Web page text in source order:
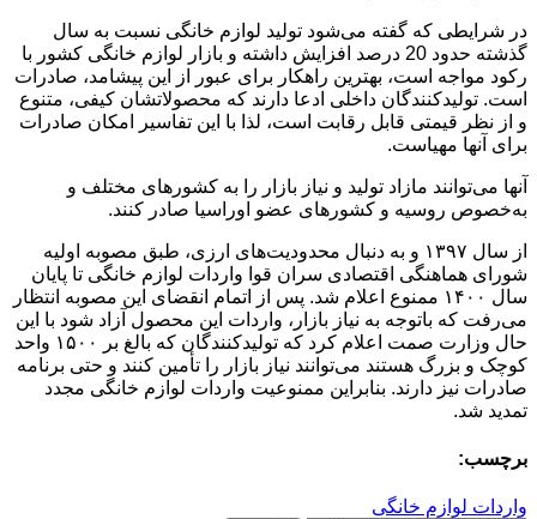
در شرایطی که گفته می‌شود تولید لوازم خانگی نسبت به سال
گذشته حدود 20 درصد افزایش داشته و بازار لوازم خانگی کشور با
رکود مواجه است، بهترین راهکار برای عبور از این پیشامد، صادرات
است. تولیدکنندگان داخلی ادعا دارند که محصولاتشان کیفی، ‌متنوع
و از نظر قیمتی قابل رقابت است، ‌لذا با این تفاسیر امکان صادرات
برای آنها مهیاست.
آنها می‌توانند مازاد تولید و نیاز بازار را به کشورهای مختلف و
به‌خصوص روسیه و کشورهای عضو اوراسیا صادر کنند.
از سال ۱۳۹۷ و به دنبال محدودیت‌های ارزی، طبق مصوبه اولیه
شورای هماهنگی اقتصادی سران قوا واردات لوازم خانگی تا پایان
سال ۱۴۰۰ ممنوع اعلام شد. پس از اتمام انقضای این مصوبه انتظار
می‌رفت که باتوجه به نیاز بازار، واردات این محصول آزاد شود با این
حال وزارت صمت اعلام کرد که تولیدکنندگان که بالغ بر ۱۵۰۰ واحد
کوچک و بزرگ هستند می‌توانند نیاز بازار را تأمین کنند و حتی برنامه
صادرات نیز دارند. بنابراین ممنوعیت واردات لوازم خانگی مجدد
تمدید شد.
برچسب:
واردات لوازم خانگی